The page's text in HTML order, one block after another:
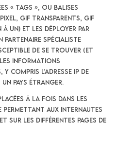
« tags », ou balises
GIF transparents, GIF
à un) et les déployer par
partenaire spécialiste
de se trouver (et
informations
compris l’adresse IP de
pays étranger.
à la fois dans les
permettant aux internautes
et sur les différentes pages de